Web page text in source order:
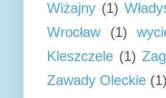
Wiżajny (1)
Wrocław
(1)
Kleszczele (1)
Zawady Oleckie (1)